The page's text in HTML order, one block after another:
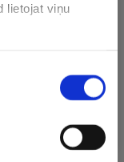
lietojat viņu
(@rigas.hs)